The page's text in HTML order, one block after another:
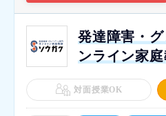
発達障害・
ンライン家
対面授業OK